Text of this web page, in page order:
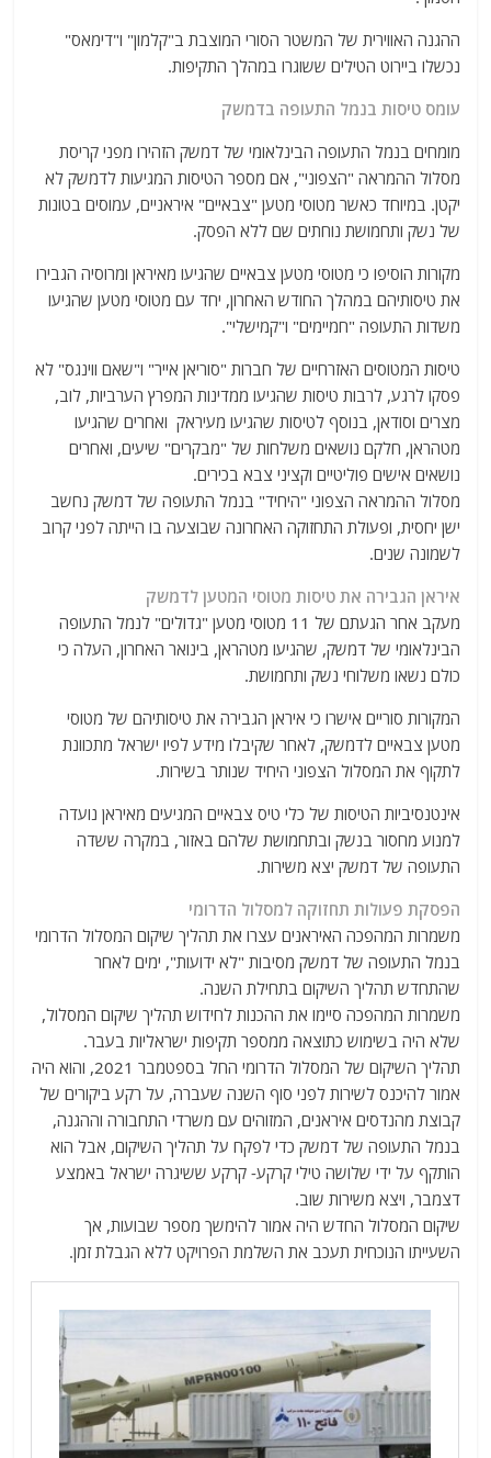
ההגנה האווירית של המשטר הסורי המוצבת ב"קלמון" ו"דימאס"
נכשלו ביירוט הטילים ששוגרו במהלך התקיפות.
עומס טיסות בנמל התעופה בדמשק
מומחים בנמל התעופה הבינלאומי של דמשק הזהירו מפני קריסת
מסלול ההמראה "הצפוני", אם מספר הטיסות המגיעות לדמשק לא
יקטן. במיוחד כאשר מטוסי מטען "צבאיים" איראניים, עמוסים בטונות
של נשק ותחמושת נוחתים שם ללא הפסק.
מקורות הוסיפו כי מטוסי מטען צבאיים שהגיעו מאיראן ומרוסיה הגבירו
את טיסותיהם במהלך החודש האחרון, יחד עם מטוסי מטען שהגיעו
משדות התעופה "חמיימים" ו"קמישלי".
טיסות המטוסים האזרחיים של חברות "סוריאן אייר" ו"שאם ווינגס" לא
פסקו לרגע, לרבות טיסות שהגיעו ממדינות המפרץ הערביות, לוב,
מצרים וסודאן, בנוסף לטיסות שהגיעו מעיראק ואחרים שהגיעו
מטהראן, חלקם נושאים משלחות של "מבקרים" שיעים, ואחרים
נושאים אישים פוליטיים וקציני צבא בכירים.
מסלול ההמראה הצפוני "היחיד" בנמל התעופה של דמשק נחשב
ישן יחסית, ופעולת התחזוקה האחרונה שבוצעה בו הייתה לפני קרוב
לשמונה שנים.
איראן הגבירה את טיסות מטוסי המטען לדמשק
מעקב אחר הגעתם של 11 מטוסי מטען "גדולים" לנמל התעופה
הבינלאומי של דמשק, שהגיעו מטהראן, בינואר האחרון, העלה כי
כולם נשאו משלוחי נשק ותחמושת.
המקורות סוריים אישרו כי איראן הגבירה את טיסותיהם של מטוסי
מטען צבאיים לדמשק, לאחר שקיבלו מידע לפיו ישראל מתכוונת
לתקוף את המסלול הצפוני היחיד שנותר בשירות.
אינטנסיביות הטיסות של כלי טיס צבאיים המגיעים מאיראן נועדה
למנוע מחסור בנשק ובתחמושת שלהם באזור, במקרה ששדה
התעופה של דמשק יצא משירות.
הפסקת פעולות תחזוקה למסלול הדרומי
משמרות המהפכה האיראנים עצרו את תהליך שיקום המסלול הדרומי
בנמל התעופה של דמשק מסיבות "לא ידועות", ימים לאחר
שהתחדש תהליך השיקום בתחילת השנה.
משמרות המהפכה סיימו את ההכנות לחידוש תהליך שיקום המסלול,
שלא היה בשימוש כתוצאה ממספר תקיפות ישראליות בעבר.
תהליך השיקום של המסלול הדרומי החל בספטמבר 2021, והוא היה
אמור להיכנס לשירות לפני סוף השנה שעברה, על רקע ביקורים של
קבוצת מהנדסים איראנים, המזוהים עם משרדי התחבורה וההגנה,
בנמל התעופה של דמשק כדי לפקח על תהליך השיקום, אבל הוא
הותקף על ידי שלושה טילי קרקע- קרקע ששיגרה ישראל באמצע
דצמבר, ויצא משירות שוב.
שיקום המסלול החדש היה אמור להימשך מספר שבועות, אך
השעייתו הנוכחית תעכב את השלמת הפרויקט ללא הגבלת זמן.